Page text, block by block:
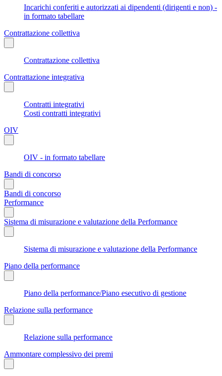
Incarichi conferiti e autorizzati ai dipendenti (dirigenti e non) -
in formato tabellare
Contrattazione collettiva
Contrattazione collettiva
Contrattazione integrativa
Contratti integrativi
Costi contratti integrativi
OIV
OIV - in formato tabellare
Bandi di concorso
Bandi di concorso
Performance
Sistema di misurazione e valutazione della Performance
Sistema di misurazione e valutazione della Performance
Piano della performance
Piano della performance/Piano esecutivo di gestione
Relazione sulla performance
Relazione sulla performance
Ammontare complessivo dei premi